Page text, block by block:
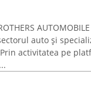
auto și
activitatea pe